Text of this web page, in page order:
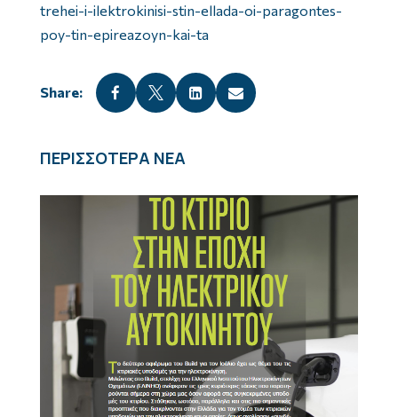
trehei-i-ilektrokinisi-stin-ellada-oi-paragontes-
poy-tin-epireazoyn-kai-ta
   
ΠΕΡΙΣΣΟΤΕΡΑ ΝΕΑ